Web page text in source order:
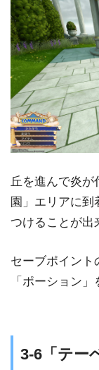
丘を進んで炎
園」エリアに到
つけることが出
セーブポイント
「ポーション
3-6「テー